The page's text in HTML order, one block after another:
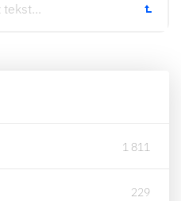
1 811
229